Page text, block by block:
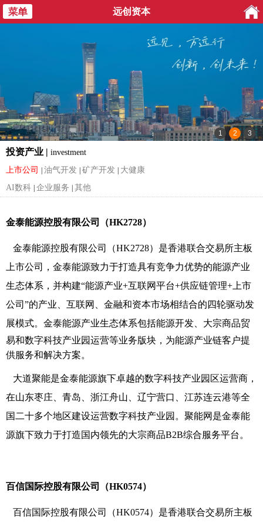
远创资本
投资产业 | investment
上市公司
油气开发 矿产开发
大健康
AI数科 企业服务 其他
金泰能源控股有限公司 （HK2728）
金泰能源控股有限公司（HK2728）是香港联合交易所主板
上市公司，金泰能源致力于打造具有竞争力优势的能源产业
生态体系，并构建“能源产业+互联网平台+供应链管理+上市
公司”的产业、互联网、金融和资本市场相结合的四轮驱动发
展模式。 金泰能源产业生态体系包括能源开发、大宗商品贸
易和数字科技产业园运营等业务版块，为能源产业链客户提
供服务和解决方案。
大道聚能是金泰能源旗下卓越的数字科技产业园区运营商，
在山东枣庄、青岛、浙江舟山、辽宁营口、江苏连云港等全
国二十多个地区建设运营数字科技产业园。聚能网是金泰能
源旗下致力于打造国内领先的大宗商品B2B综合服务平台。
百信国际控股有限公司（HK0574）
百信国际控股有限公司（HK0574）是香港联合交易所主板